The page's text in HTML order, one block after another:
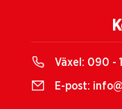
Växel: 090 -
E-post: